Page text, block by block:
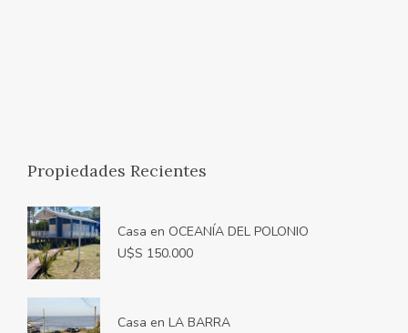
Propiedades Recientes
Casa en OCEANÍA DEL POLONIO
U$S 150.000
Casa en LA BARRA